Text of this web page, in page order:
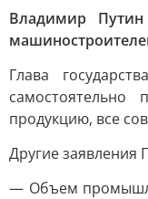
Владимир
Глава
самостоятельно
продукцию, все
Другие заявления
— Объем